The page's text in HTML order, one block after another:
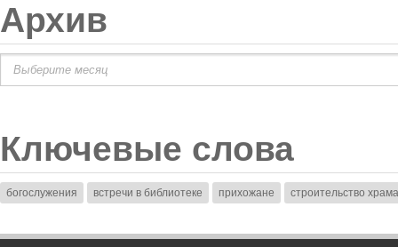
Архив
Архив
Ключевые слова
богослужения встречи в библиотеке прихожане строительство храма